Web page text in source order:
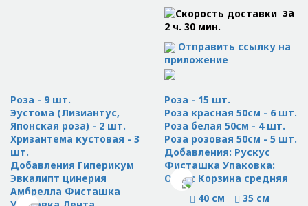
за
2 ч. 30 мин.
Отправить ссылку на
приложение
Роза - 9 шт.
Эустома (Лизиантус,
Японская роза) - 2 шт.
Хризантема кустовая - 3
шт.
Добавления Гиперикум
Эвкалипт цинерия
Амбрелла Фисташка
Роза - 15 шт.
Роза красная 50см - 6 шт.
Роза белая 50см - 4 шт.
Роза розовая 50см - 5 шт.
Добавления: Рускус
Фисташка Упаковка:
Оазис Корзина средняя
40 см
35 см